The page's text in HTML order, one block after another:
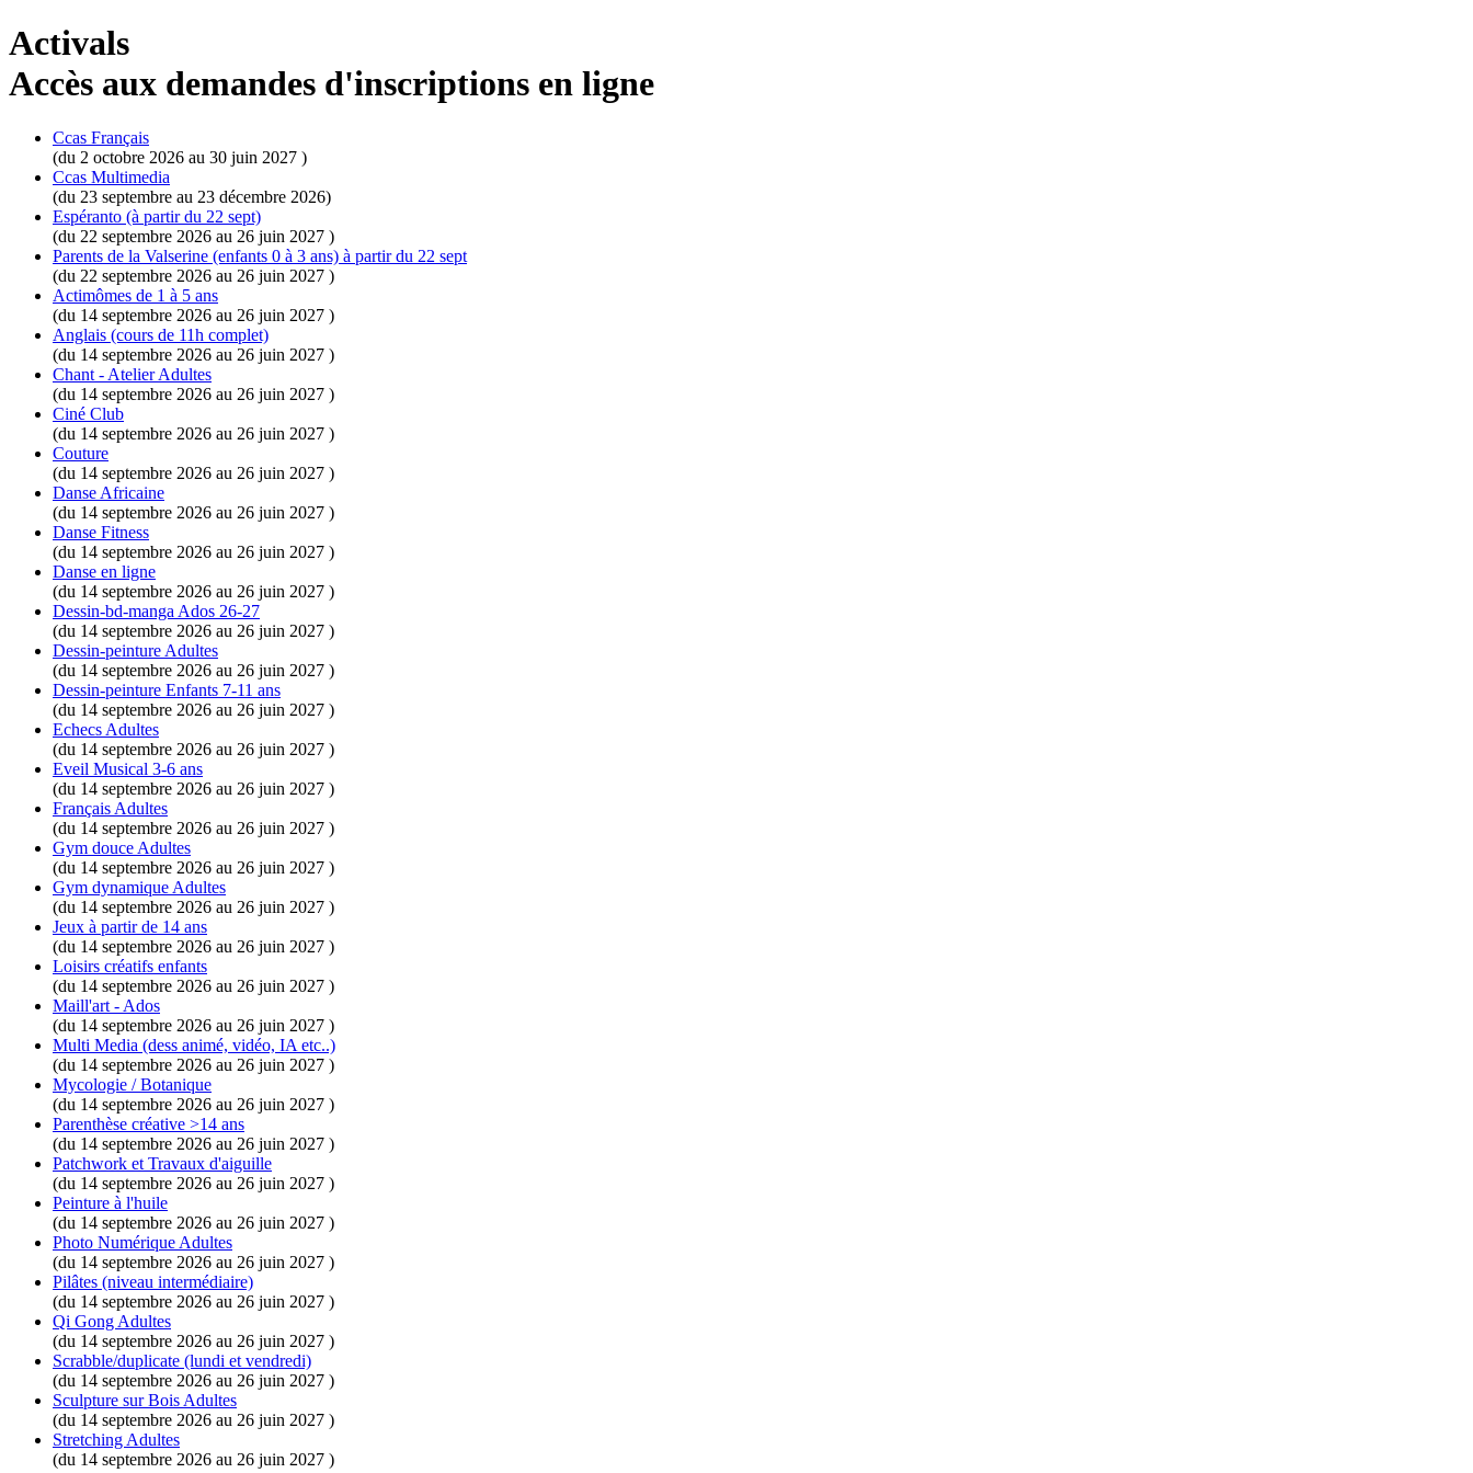
Activals
Accès aux demandes d'inscriptions en ligne
Ccas Français
(du 2 octobre 2026 au 30 juin 2027 )
Ccas Multimedia
(du 23 septembre au 23 décembre 2026)
Espéranto (à partir du 22 sept)
(du 22 septembre 2026 au 26 juin 2027 )
Parents de la Valserine (enfants 0 à 3 ans) à partir du 22 sept
(du 22 septembre 2026 au 26 juin 2027 )
Actimômes de 1 à 5 ans
(du 14 septembre 2026 au 26 juin 2027 )
Anglais (cours de 11h complet)
(du 14 septembre 2026 au 26 juin 2027 )
Chant - Atelier Adultes
(du 14 septembre 2026 au 26 juin 2027 )
Ciné Club
(du 14 septembre 2026 au 26 juin 2027 )
Couture
(du 14 septembre 2026 au 26 juin 2027 )
Danse Africaine
(du 14 septembre 2026 au 26 juin 2027 )
Danse Fitness
(du 14 septembre 2026 au 26 juin 2027 )
Danse en ligne
(du 14 septembre 2026 au 26 juin 2027 )
Dessin-bd-manga Ados 26-27
(du 14 septembre 2026 au 26 juin 2027 )
Dessin-peinture Adultes
(du 14 septembre 2026 au 26 juin 2027 )
Dessin-peinture Enfants 7-11 ans
(du 14 septembre 2026 au 26 juin 2027 )
Echecs Adultes
(du 14 septembre 2026 au 26 juin 2027 )
Eveil Musical 3-6 ans
(du 14 septembre 2026 au 26 juin 2027 )
Français Adultes
(du 14 septembre 2026 au 26 juin 2027 )
Gym douce Adultes
(du 14 septembre 2026 au 26 juin 2027 )
Gym dynamique Adultes
(du 14 septembre 2026 au 26 juin 2027 )
Jeux à partir de 14 ans
(du 14 septembre 2026 au 26 juin 2027 )
Loisirs créatifs enfants
(du 14 septembre 2026 au 26 juin 2027 )
Maill'art - Ados
(du 14 septembre 2026 au 26 juin 2027 )
Multi Media (dess animé, vidéo, IA etc..)
(du 14 septembre 2026 au 26 juin 2027 )
Mycologie / Botanique
(du 14 septembre 2026 au 26 juin 2027 )
Parenthèse créative >14 ans
(du 14 septembre 2026 au 26 juin 2027 )
Patchwork et Travaux d'aiguille
(du 14 septembre 2026 au 26 juin 2027 )
Peinture à l'huile
(du 14 septembre 2026 au 26 juin 2027 )
Photo Numérique Adultes
(du 14 septembre 2026 au 26 juin 2027 )
Pilâtes (niveau intermédiaire)
(du 14 septembre 2026 au 26 juin 2027 )
Qi Gong Adultes
(du 14 septembre 2026 au 26 juin 2027 )
Scrabble/duplicate (lundi et vendredi)
(du 14 septembre 2026 au 26 juin 2027 )
Sculpture sur Bois Adultes
(du 14 septembre 2026 au 26 juin 2027 )
Stretching Adultes
(du 14 septembre 2026 au 26 juin 2027 )